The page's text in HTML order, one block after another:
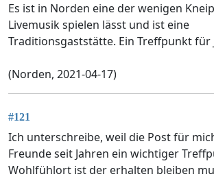
Es ist in Norden eine der wenigen
Livemusik spielen lässt und ist eine
Traditionsgaststätte. Ein Treffpunkt für
(Norden, 2021-04-17)
#121
Ich unterschreibe, weil die Post für
Freunde seit Jahren ein wichtiger
Wohlfühlort ist der erhalten bleiben